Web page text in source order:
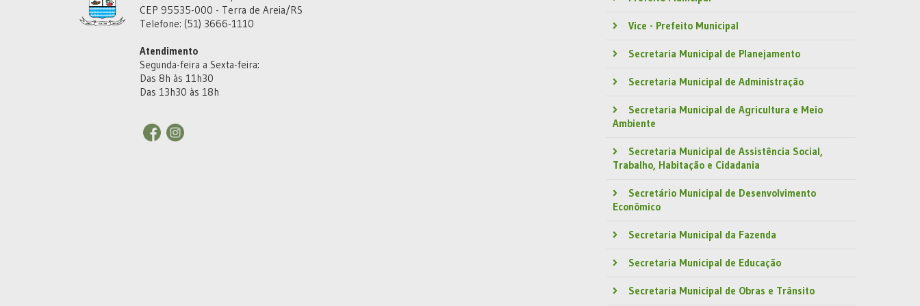
CEP 95535-000 - Terra de Areia/RS
Telefone: (51) 3666-1110
Atendimento
Segunda-feira a Sexta-feira:
Das 8h às 11h30
Das 13h30 às 18h
Vice - Prefeito Municipal
Secretaria Municipal de Planejamento
Secretaria Municipal de Administração
Secretaria Municipal de Agricultura e Meio
Ambiente
Secretaria Municipal de Assistência Social,
Trabalho, Habitação e Cidadania
Secretário Municipal de Desenvolvimento
Econômico
Secretaria Municipal da Fazenda
Secretaria Municipal de Educação
Secretaria Municipal de Obras e Trânsito